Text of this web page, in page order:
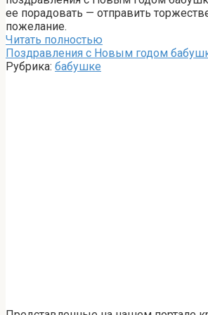
ее порадовать — отправить
пожелание.
Читать полностью
Поздравления с Новым годом
Рубрика: бабушке